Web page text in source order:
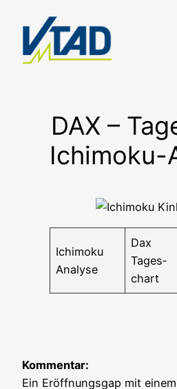
springen
DAX –
Ichimoku-
Ichi­mo­ku
Analyse
Dax
Tages­
chart
Kom­men­tar:
Ein Eröff­nungs­gap mit